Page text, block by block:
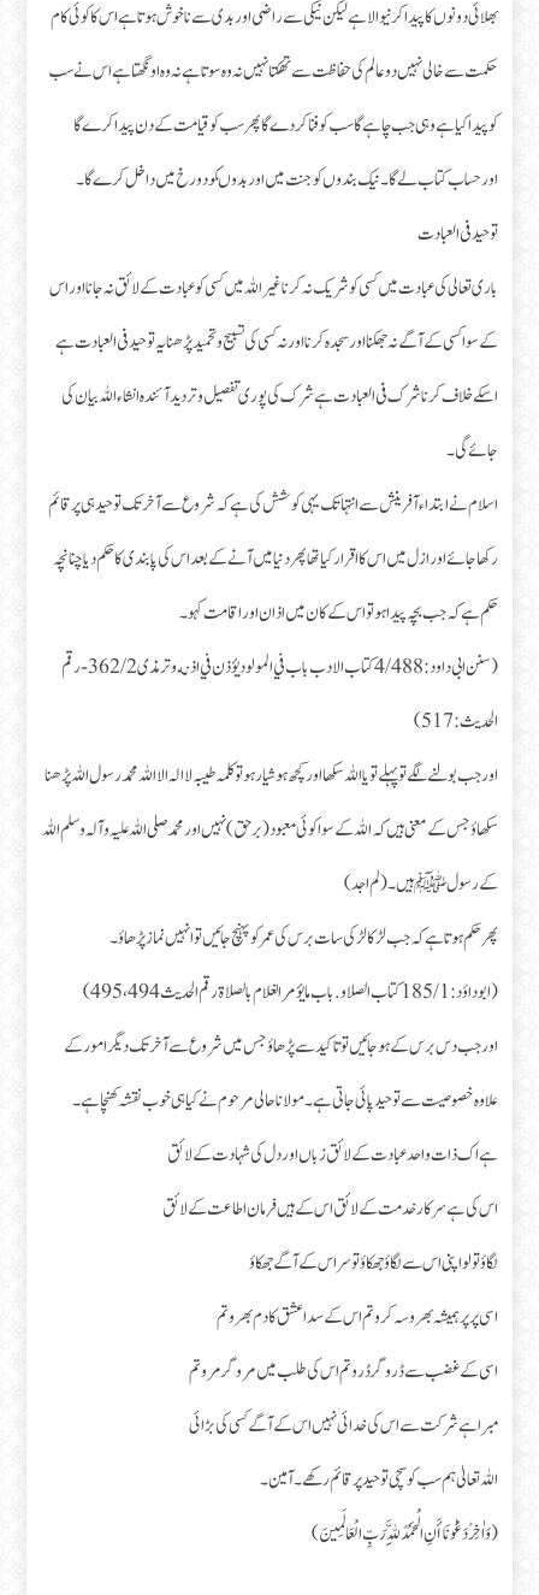
بھلائی دونوں کا پیدا کر نیوالا ہے لیکن نیکی سے راضی اور بدی سے نا خوش ہوتا ہے اس کا کوئی کام
حکمت سے خالی نہیں دو عالم کی حفاظت سے تھکتا نہیں نہ وہ سوتا ہے نہ وہ اونگھتا ہے اس نے سب
کو پیدا کیا ہے وہی جب چاہے گا سب کو فنا کر دے گا پھر سب کو قیامت کے دن پیدا کرے گا
اورحساب کتاب لے گا۔ نیک بندوں کو جنت میں اور بدوںکو دورخ میں داخل کرے گا۔
توحید فی العبادت
باری تعالی کی عبادت میں کسی کو شریک نہ کرنا غیر اللہ میں کسی کو عبادت کے لائق نہ جانا اور اس
کے سوا کسی کے آگے نہ جھکنا اور سجدہ کرنا اور نہ کسی کی تسبیح و تحمید پڑھنا یہ توحید فی العبادت ہے
اسکے خلاف کرنا شرک فی العبادت ہے شرک کی پوری تفصیل وتر دید آئندہ انشاء اللہ بیان کی
جائے گی۔
اسلام نے ابتداء آفرینش سے انتہا تک یہی کوشش کی ہے کہ شروع سے آخر تک توحید ہی پر قائم
رکھا جائے اور ازل میں اس کا اقرار کیا تھا پھر دنیا میں آنے کے بعد اس کی پابندی کا حکم دیا چنانچہ
حکم ہے کہ جب بچہ پیدا ہو تو اس کے کان میں اذان اور اقامت کہو۔
(سنن ابی داود:488/ 4 كتاب الادب باب في المولود يؤذن في اذنه و ترمذی 362/2- رقم
الحديث:517 )
اور جب بولنے لگے تو پہلے تو یا اللہ سکھا اور کچھ ہوشیار ہو تو کلمہ طیبہ لا الہ الا اللہ محمد رسول اللہ پڑھنا
سکھاؤ جس کے معنی ہیں کہ اللہ کے سوا کوئی معبود (برحق) نہیں اور محمد صلی اللہ علیہ وآلہ وسلم اللہ
کے رسولﷺ ہیں۔( لم اجد)
پھر حکم ہوتا ہے کہ جب لڑکا لڑکی سات برس کی عمر کو پہنچ جائیں تو انہیں نماز پڑھاؤ۔
(ابو داؤد: 185/1 كتاب الصلاو. باب ما يؤمر الغلام بالصلاة رقم الحديث 494، 495)
اور جب دس برس کے ہو جائیں تو تاکید سے پڑھاؤ جس میں شروع سے آخر تک دیگر امور کے
علاوہ خصوصیت سے توحید پائی جاتی ہے۔ مولانا حالی مرحوم نے کیا ہی خوب نقشہ کھنچا ہے۔
ہے اک ذات واحد عبادت کے لائق زباں اور دل کی شہادت کے لائق
اس کی ہے سرکار خدمت کے لائق اس کے ہیں فرمان اطاعت کے لائق
لگاؤ تو لو اپنی اس سے لگاؤ جھکاؤ تو سر اس کے آگے جھکاؤ
اسی پر پر ہمیشہ بھروسہ کروتم اس کے سدا عشق کا دم بھرو تم
اسی کے غضب سے ڈروگر ڈرو تم اس کی طلب میں مرو گر مرو تم
مبرا ہے شرکت سے اس کی خدائی نہیں اس کے آگے کسی کی بڑائی
اللہ تعالیٰ ہم سب کو سچی توحید پر قائم رکھے۔ آمین۔
(وَاٰخِرُ دَعْوٰنَا أَنِ الْحَمْدُ لِلَّهِ رَبِّ الْعَالَمِينَ)